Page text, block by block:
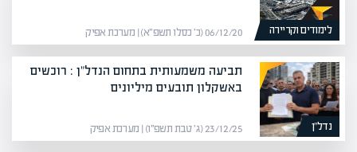
לימודים וקריירה 06/12/20 (כ׳ כסלו תשפ״א) | מערכת אפיק
נדל”ן
תביעה משמעותית בתחום הנדל"ן : רוכשים
באשקלון תובעים מיליונים
23/12/25 (ג׳ טבת תשפ״ו) | מערכת אפיק